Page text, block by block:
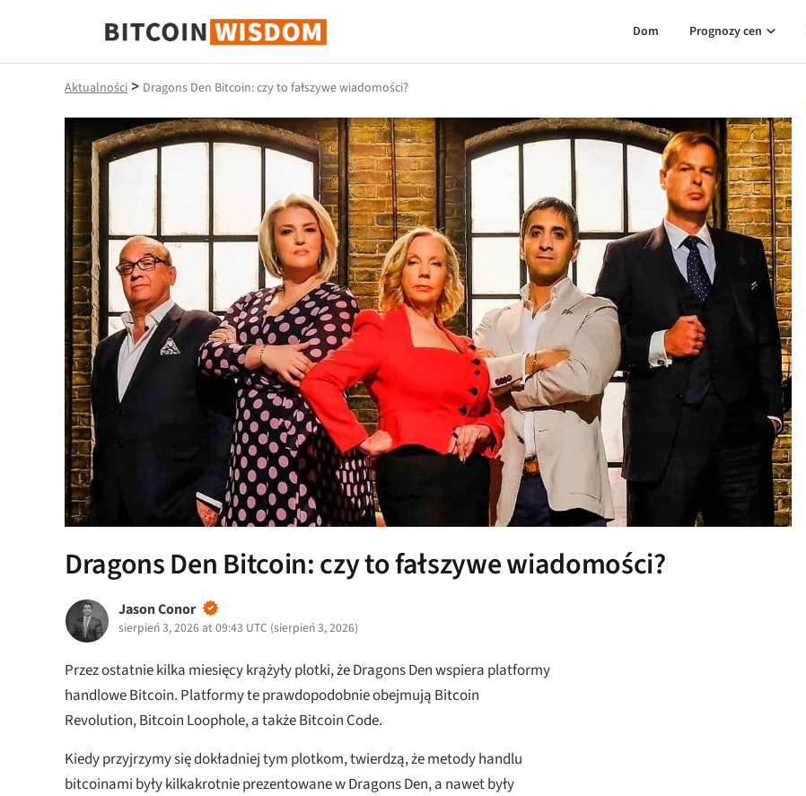
Mądrość Bitcoina
Dom Prognozy cen
Aktualności > Dragons Den Bitcoin: czy to fałszywe wiadomości?
Dragons Den Bitcoin: czy to fałszywe wiadomości?
Jason Conor
sierpień 3, 2026 at 09:43 UTC (sierpień 3, 2026)
Przez ostatnie kilka miesięcy krążyły plotki, że Dragons Den wspiera platformy
handlowe Bitcoin. Platformy te prawdopodobnie obejmują Bitcoin
Revolution, Bitcoin Loophole, a także Bitcoin Code.
Kiedy przyjrzymy się dokładniej tym plotkom, twierdzą, że metody handlu
bitcoinami były kilkakrotnie prezentowane w Dragons Den, a nawet były